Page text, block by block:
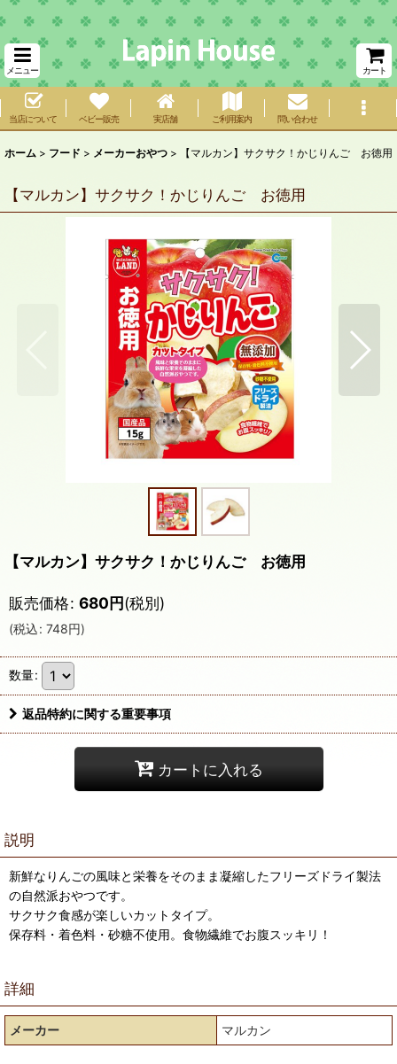
メニュー カート
当店について ベビー販売 実店舗 ご利用案内 問い合わせ
ホーム > フード > メーカーおやつ > 【マルカン】サクサク！かじりんご お徳用
【マルカン】サクサク！かじりんご お徳用
【マルカン】サクサク！かじりんご お徳用
販売価格: 680円(税別)
(税込: 748円)
数量:
返品特約に関する重要事項
カートに入れる
説明
新鮮なりんごの風味と栄養をそのまま凝縮したフリーズドライ製法
の自然派おやつです。
サクサク食感が楽しいカットタイプ。
保存料・着色料・砂糖不使用。食物繊維でお腹スッキリ！
詳細
メーカー マルカン